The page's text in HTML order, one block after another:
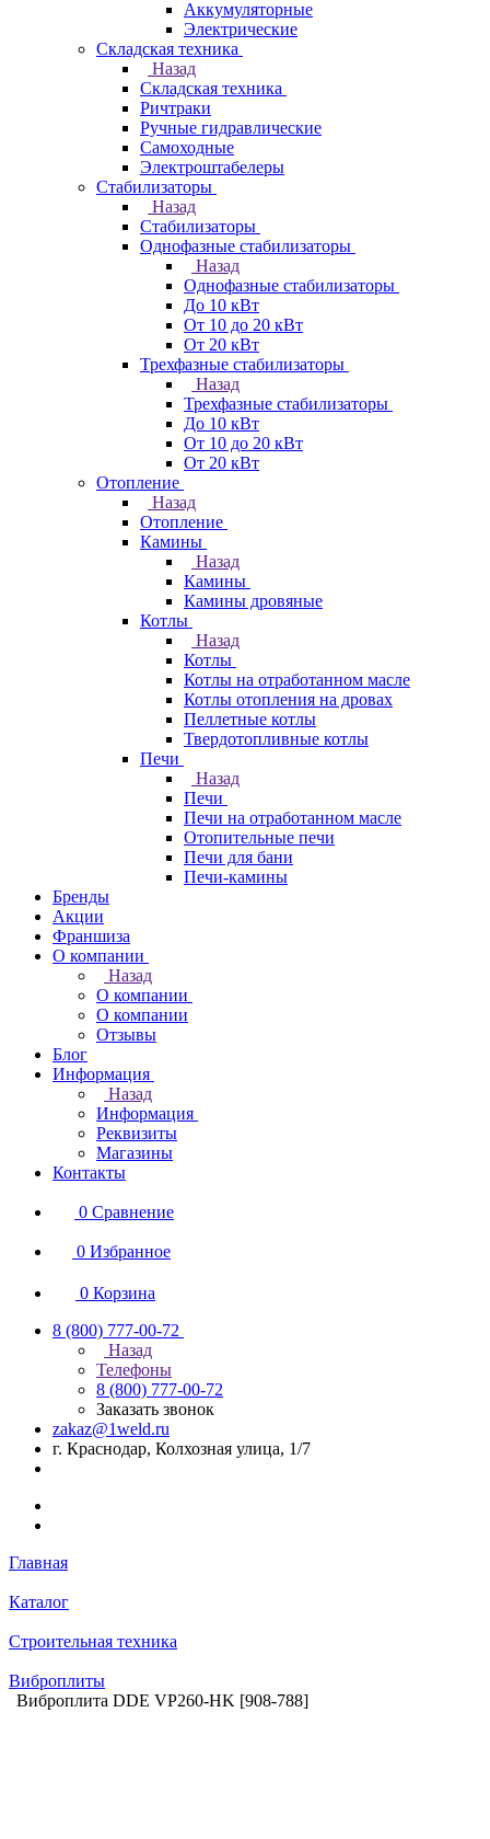
Аккумуляторные
Электрические
Складская техника
Назад
Складская техника
Ричтраки
Ручные гидравлические
Самоходные
Электроштабелеры
Стабилизаторы
Назад
Стабилизаторы
Однофазные стабилизаторы
Назад
Однофазные стабилизаторы
До 10 кВт
От 10 до 20 кВт
От 20 кВт
Трехфазные стабилизаторы
Назад
Трехфазные стабилизаторы
До 10 кВт
От 10 до 20 кВт
От 20 кВт
Отопление
Назад
Отопление
Камины
Назад
Камины
Камины дровяные
Котлы
Назад
Котлы
Котлы на отработанном масле
Котлы отопления на дровах
Пеллетные котлы
Твердотопливные котлы
Печи
Назад
Печи
Печи на отработанном масле
Отопительные печи
Печи для бани
Печи-камины
Бренды
Акции
Франшиза
О компании
Назад
О компании
О компании
Отзывы
Блог
Информация
Назад
Информация
Реквизиты
Магазины
Контакты
0 Сравнение
0 Избранное
0 Корзина
8 (800) 777-00-72
Назад
Телефоны
8 (800) 777-00-72
Заказать звонок
zakaz@1weld.ru
г. Краснодар, Колхозная улица, 1/7
Главная
Каталог
Строительная техника
Виброплиты
Виброплита DDE VP260-HK [908-788]